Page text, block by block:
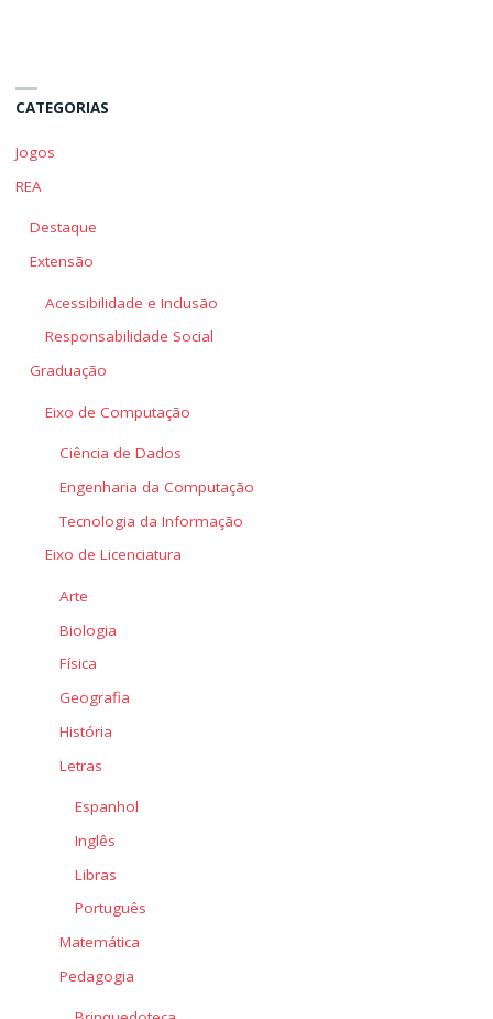
CATEGORIAS
Jogos
REA
Destaque
Extensão
Acessibilidade e Inclusão
Responsabilidade Social
Graduação
Eixo de Computação
Ciência de Dados
Engenharia da Computação
Tecnologia da Informação
Eixo de Licenciatura
Arte
Biologia
Física
Geografia
História
Letras
Espanhol
Inglês
Libras
Português
Matemática
Pedagogia